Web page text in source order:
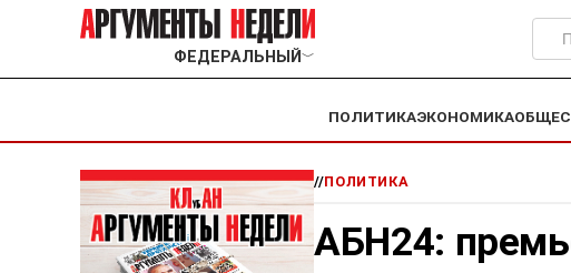
ФЕДЕРАЛЬНЫЙ ﹀
ПОЛИТИКАЭКОНОМИКА
//ПОЛИТИКА
АБН24: